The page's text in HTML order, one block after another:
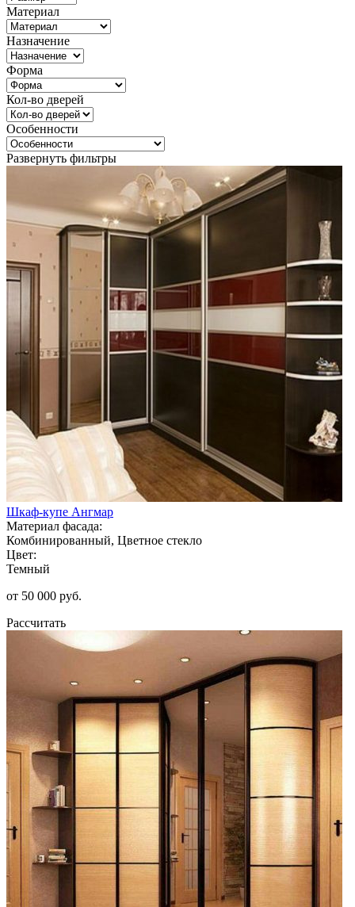
Материал
Назначение
Форма
Кол-во дверей
Особенности
Развернуть фильтры
Шкаф-купе Ангмар
Материал фасада:
Комбинированный, Цветное стекло
Цвет:
Темный
от 50 000 руб.
Рассчитать